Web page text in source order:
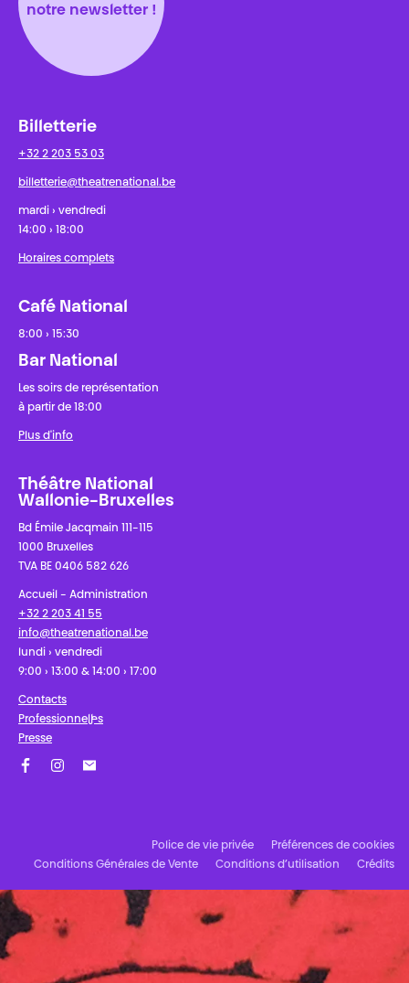
notre newsletter !
Billetterie
+32 2 203 53 03
billetterie@theatrenational.be
mardi › vendredi
14:00 › 18:00
Horaires complets
Café National
8:00 › 15:30
Bar National
Les soirs de représentation
à partir de 18:00
Plus d'info
Théâtre National
Wallonie-Bruxelles
Bd Émile Jacqmain 111-115
1000 Bruxelles
TVA BE 0406 582 626
Accueil - Administration
+32 2 203 41 55
info@theatrenational.be
lundi › vendredi
9:00 › 13:00 & 14:00 › 17:00
Contacts
Professionnel·les
Presse
Police de vie privée
Préférences de cookies
Conditions Générales de Vente
Conditions d’utilisation Crédits